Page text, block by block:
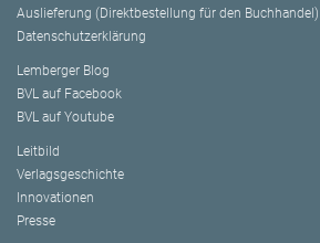
Auslieferung (Direktbestellung für den Buchhandel)
Datenschutzerklärung
Lemberger Blog
BVL auf Facebook
BVL auf Youtube
Leitbild
Verlagsgeschichte
Innovationen
Presse